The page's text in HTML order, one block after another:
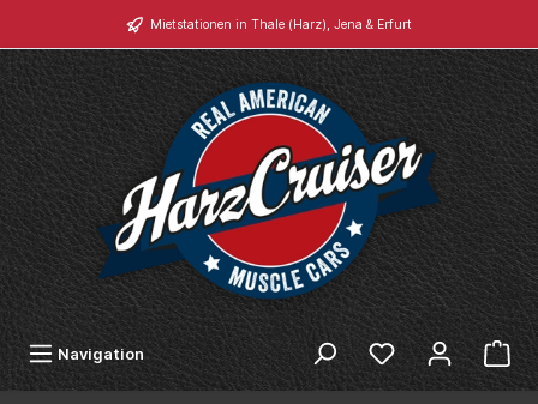
Mietstationen in Thale (Harz), Jena & Erfurt
Navigation